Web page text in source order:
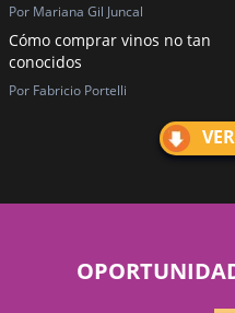
Por Mariana Gil Juncal
Cómo comprar vinos no tan
conocidos
Por Fabricio Portelli